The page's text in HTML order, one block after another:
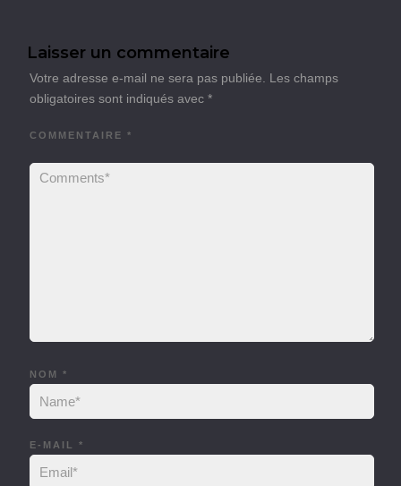
Laisser un commentaire
Votre adresse e-mail ne sera pas publiée.
Les champs
obligatoires sont indiqués avec *
COMMENTAIRE *
NOM *
E-MAIL *